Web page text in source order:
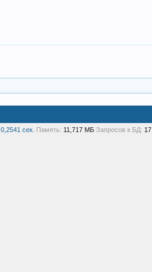
0,2541 сек. Память: 11,717 МБ Запросов к БД: 17